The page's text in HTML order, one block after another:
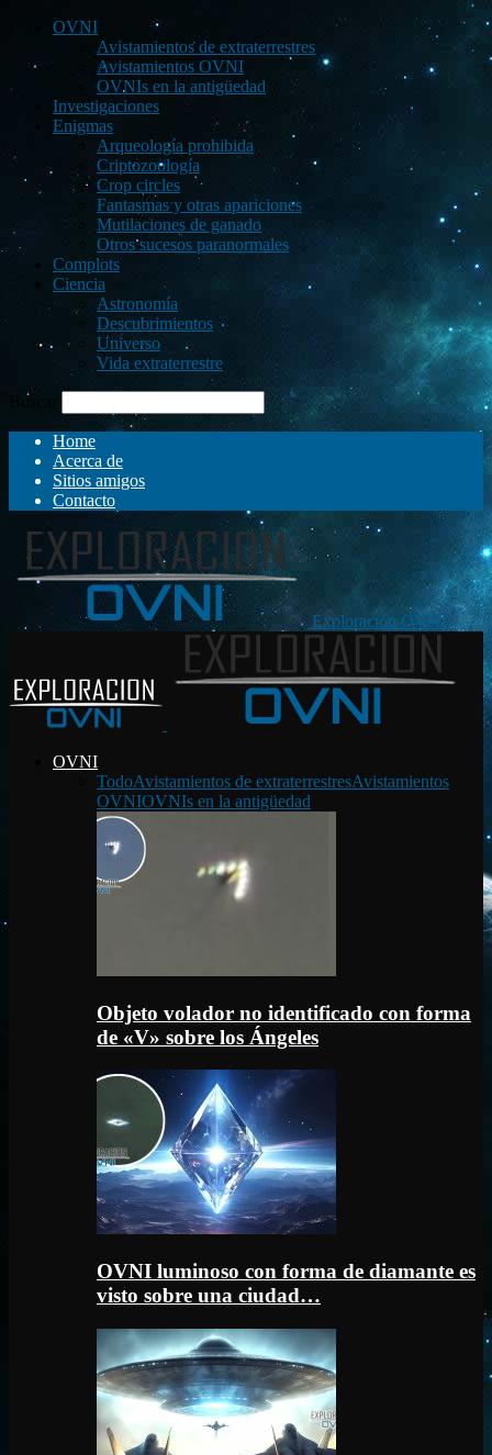
OVNI
Avistamientos de extraterrestres
Avistamientos OVNI
OVNIs en la antigüedad
Investigaciones
Enigmas
Arqueología prohibida
Criptozoología
Crop circles
Fantasmas y otras apariciones
Mutilaciones de ganado
Otros sucesos paranormales
Complots
Ciencia
Astronomía
Descubrimientos
Universo
Vida extraterrestre
Buscar
Home
Acerca de
Sitios amigos
Contacto
Exploración OVNI
OVNI
TodoAvistamientos de extraterrestresAvistamientos
OVNIOVNIs en la antigüedad
Objeto volador no identificado con forma
de «V» sobre los Ángeles
OVNI luminoso con forma de diamante es
visto sobre una ciudad…